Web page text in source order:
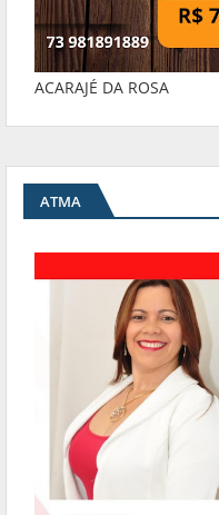
ACARAJÉ DA ROSA
ATMA